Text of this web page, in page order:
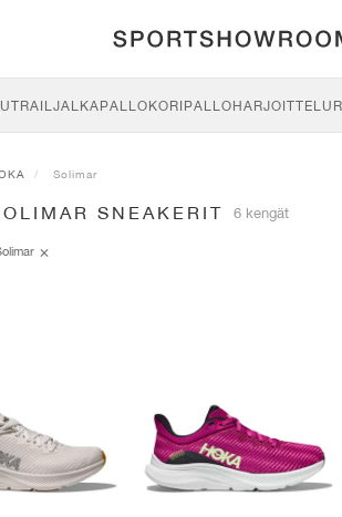
TRAILJALKAPALLOKORIPALLOHARJOITTELU
Solimar
SNEAKERIT 6 kengät